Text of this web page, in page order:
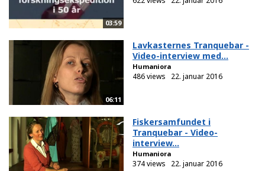
03:59
06:11
Lavkasternes Tranquebar -
Video-interview med...
Humaniora
486 views 22. januar 2016
Fiskersamfundet i
Tranquebar - Video-
interview...
Humaniora
374 views 22. januar 2016